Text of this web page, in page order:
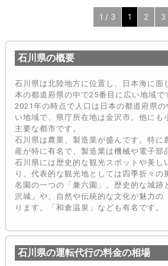
1 / 3 1 2 3
石川県の概要
石川県は北陸地方に位置し、日本海に面
本の都道府県の中で25番目に広い地域で
2021年の時点で人口は日本の都道府県
い地域で、県庁所在地は金沢市。他にも
主要な都市です。
石川県は農業、製造業が盛んです。特に
産が特に有名で、製造業は機械や電子部
石川県には歴史的な観光スポットや美し
り、代表的な観光地としては四季折々の
名園の一つの「兼六園」。歴史的な城跡
沢城」や、自然や伝統的な文化が魅力の
ります。「和倉温泉」なども有名です。
石川県の運転代行の料金の相場